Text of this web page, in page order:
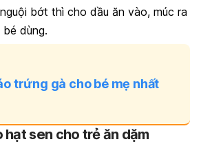
bớt thì cho dầu ăn vào, múc ra
dùng.
trứng gà cho bé mẹ nhất
hạt sen cho trẻ ăn dặm